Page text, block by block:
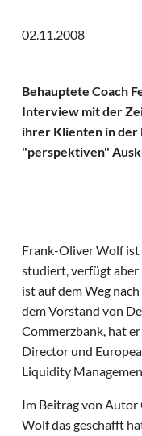
02.11.2008
Behauptete Coach
Interview mit der
ihrer Klienten in der
"perspektiven"
Frank-Oliver Wolf ist
studiert, verfügt aber
ist auf dem Weg
dem Vorstand von
Commerzbank, hat
Director und
Liquidity
Im Beitrag von
Wolf das geschafft